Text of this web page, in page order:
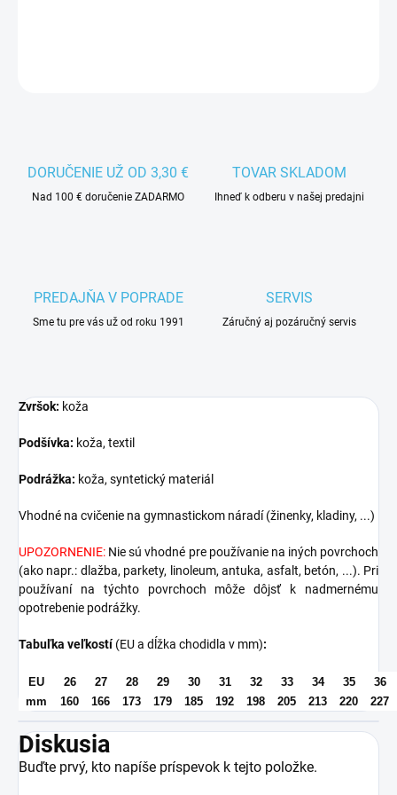
DORUČENIE UŽ OD 3,30 €
Nad 100 € doručenie ZADARMO
TOVAR SKLADOM
Ihneď k odberu v našej predajni
PREDAJŇA V POPRADE
Sme tu pre vás už od roku 1991
SERVIS
Záručný aj pozáručný servis
Zvršok: koža
Podšívka: koža, textil
Podrážka: koža, syntetický materiál
Vhodné na cvičenie na gymnastickom náradí (žinenky, kladiny, ...)
UPOZORNENIE: Nie sú vhodné pre používanie na iných povrchoch
(ako napr.: dlažba, parkety, linoleum, antuka, asfalt, betón, ...). Pri
používaní na týchto povrchoch môže dôjsť k nadmernému
opotrebenie podrážky.
Tabuľka veľkostí(EU a dĺžka chodidla v mm):
EU 26 27 28 29 30 31 32 33 34 35
36
mm
160 166 173 179 185 192 198 205 213 220 227
Diskusia
Buďte prvý, kto napíše príspevok k tejto položke.